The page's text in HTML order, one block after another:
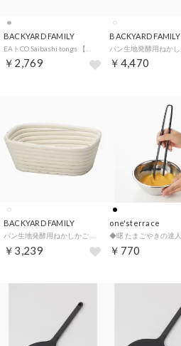
BACKYARD FAMILY
￥2,769
BACKYARD FAMILY
￥4,470
BACKYARD FAMILY
￥3,239
one'sterrace
￥770